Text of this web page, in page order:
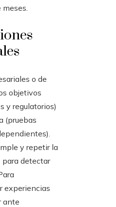
o de
objetivos
y regulatorios)
(pruebas
y repetir la
detectar
experiencias
ante